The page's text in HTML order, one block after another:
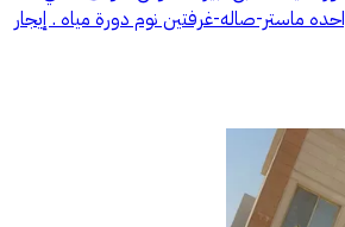
نوم واحده ماستر-صاله-غرفتين نوم دورة مياه . إيجار